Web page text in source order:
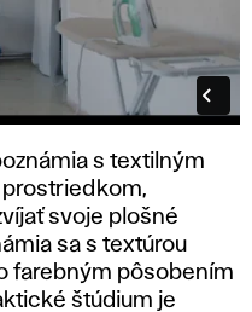
s textilným
svoje plošné
sa s textúrou
farebným pôsobením
štúdium je